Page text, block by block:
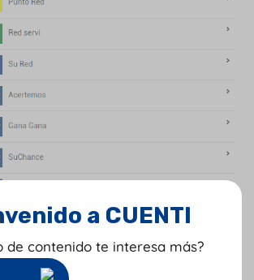
el operador el sistema te va a
datos.
y apellidos.
a CUENTI
de contenido te interesa más?